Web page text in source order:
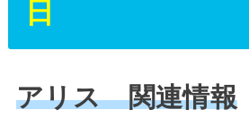
日
アリス 関連情報